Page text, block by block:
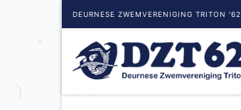
DEURNESE ZWEMVERENIGING TRITON '62